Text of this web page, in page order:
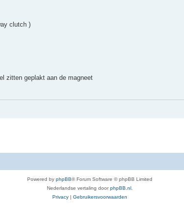
clutch )
zitten geplakt aan de magneet
Powered by phpBB® Forum Software © phpBB Limited
Nederlandse vertaling doorphpBB.nl .
Privacy
Gebruikersvoorwaarden